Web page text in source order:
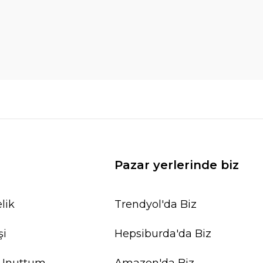
Pazar yerlerinde biz
Trendyol'da Biz
Hepsiburda'da Biz